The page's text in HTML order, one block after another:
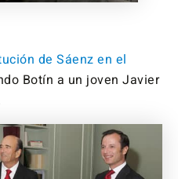
de Sáenz en el
Botín a un joven Javier